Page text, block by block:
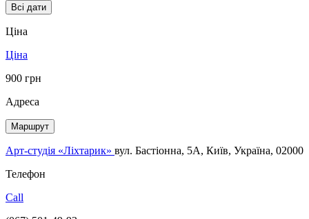
Всі дати
Ціна
Ціна
900 грн
Адреса
Маршрут
Арт-студія «Ліхтарик» вул. Бастіонна, 5А, Київ, Україна, 02000
Телефон
Call